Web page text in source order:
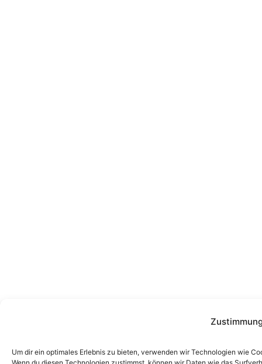
Um dir ein optimales Erlebnis zu bieten, verwenden wir Technologien wie